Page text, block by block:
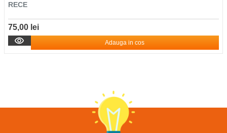
RECE
75,00 lei
Adauga in cos